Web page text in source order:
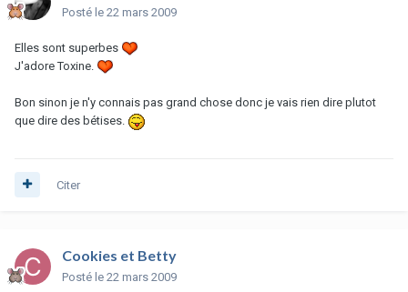
Posté le 22 mars 2009
Elles sont superbes
J'adore Toxine.
Bon sinon je n'y connais pas grand chose donc je vais rien dire plutot
que dire des bétises.
Citer
Cookies et Betty
Posté le 22 mars 2009